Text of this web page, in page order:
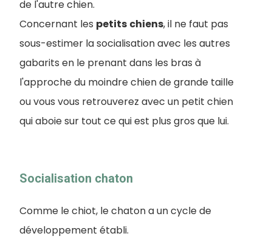
de l'autre chien.
Concernant les petits chiens, il ne faut pas
sous-estimer la socialisation avec les autres
gabarits en le prenant dans les bras à
l'approche du moindre chien de grande taille
ou vous vous retrouverez avec un petit chien
qui aboie sur tout ce qui est plus gros que lui.
Socialisation chaton
Comme le chiot, le chaton a un cycle de
développement établi.